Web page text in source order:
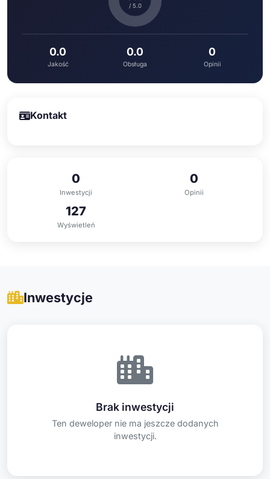
/ 5.0
0.0
Jakość
0.0
Obsługa
0
Opinii
Kontakt
0
Inwestycji
0
Opinii
127
Wyświetleń
Inwestycje
Brak inwestycji
Ten deweloper nie ma jeszcze dodanych
inwestycji.